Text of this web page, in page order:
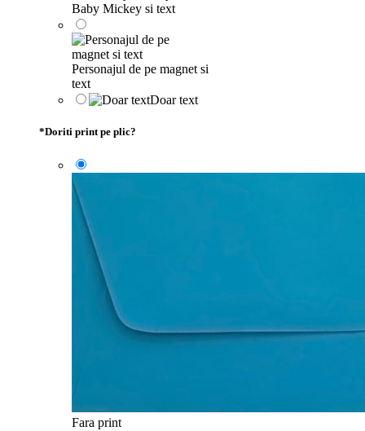
Baby Mickey si text
Personajul de pe magnet si
text
Doar text
*Doriti print pe plic?
Fara print